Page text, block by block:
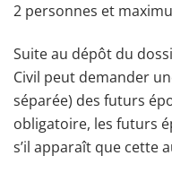
2 personnes et
Suite au dépôt du
Civil peut demander
séparée) des futurs
obligatoire, les futurs
s’il apparaît que cette